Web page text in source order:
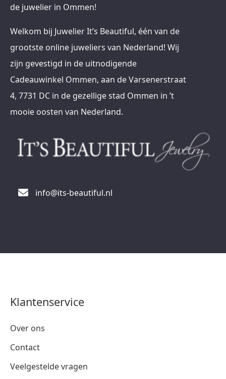
de juwelier in Ommen!
Welkom bij Juwelier It’s Beautiful, één van de
grootste online juweliers van Nederland! Wij
zijn gevestigd in de uitnodigende
Cadeauwinkel Ommen, aan de Varsenerstraat
4, 7731 DC in de gezellige stad Ommen in ’t
mooie oosten van Nederland.
info@its-beautiful.nl
Klantenservice
Over ons
Contact
Veelgestelde vragen